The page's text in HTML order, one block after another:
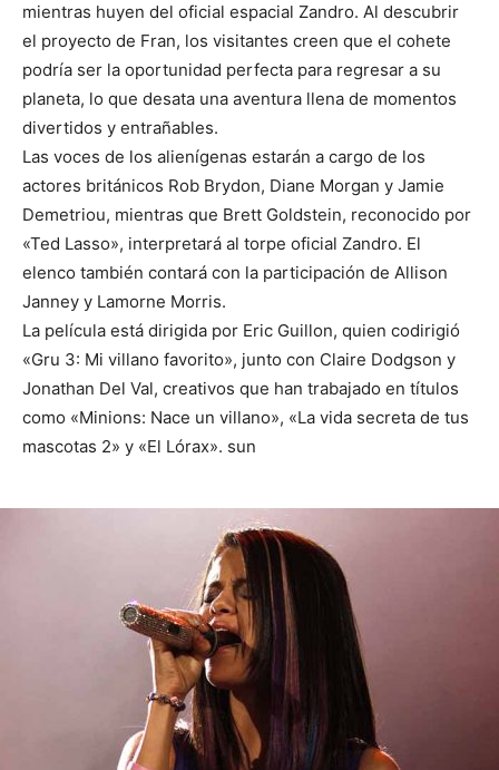
mientras huyen del oficial espacial Zandro. Al descubrir
el proyecto de Fran, los visitantes creen que el cohete
podría ser la oportunidad perfecta para regresar a su
planeta, lo que desata una aventura llena de momentos
divertidos y entrañables.
Las voces de los alienígenas estarán a cargo de los
actores británicos Rob Brydon, Diane Morgan y Jamie
Demetriou, mientras que Brett Goldstein, reconocido por
«Ted Lasso», interpretará al torpe oficial Zandro. El
elenco también contará con la participación de Allison
Janney y Lamorne Morris.
La película está dirigida por Eric Guillon, quien codirigió
«Gru 3: Mi villano favorito», junto con Claire Dodgson y
Jonathan Del Val, creativos que han trabajado en títulos
como «Minions: Nace un villano», «La vida secreta de tus
mascotas 2» y «El Lórax». sun